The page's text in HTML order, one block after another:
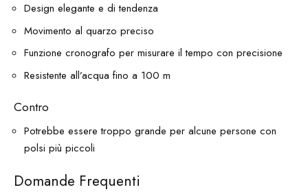
Design elegante e di tendenza
Movimento al quarzo preciso
Funzione cronografo per misurare il tempo con precisione
Resistente all’acqua fino a 100 m
Contro
Potrebbe essere troppo grande per alcune persone con
polsi più piccoli
Domande Frequenti